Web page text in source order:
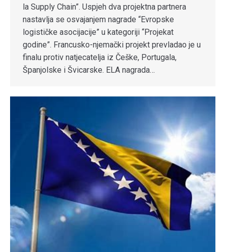
la Supply Chain”. Uspjeh dva projektna partnera
nastavlja se osvajanjem nagrade “Evropske
logističke asocijacije” u kategoriji “Projekat
godine”. Francusko-njemački projekt prevladao je u
finalu protiv natjecatelja iz Češke, Portugala,
Španjolske i Švicarske. ELA nagrada…